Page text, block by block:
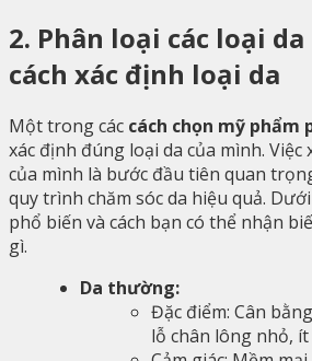
2. Phân loại các loại
cách xác định loại da
Một trong các cách chọn mỹ phẩm
xác định đúng loại da của mình. Việc
của mình là bước đầu tiên quan
quy trình chăm sóc da hiệu quả.
phổ biến và cách bạn có thể nhận
gì.
Da thường:
Đặc điểm: Cân
lỗ chân lông nhỏ,